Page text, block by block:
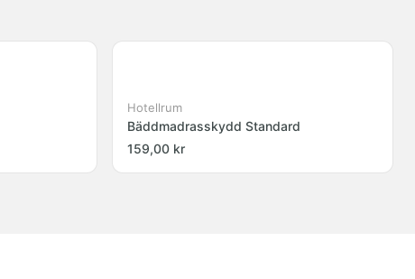
Hotellrum
Bäddmadrasskydd Standard
159,00 kr